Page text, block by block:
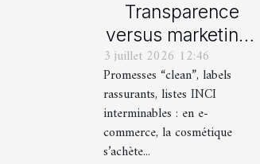
Transparence
versus marketing :
les dessous des
compositions
cosmétiques en e-
commerce
3 juillet 2026 12:46
Promesses “clean”, labels
rassurants, listes INCI
interminables : en e-
commerce, la cosmétique
s’achète...